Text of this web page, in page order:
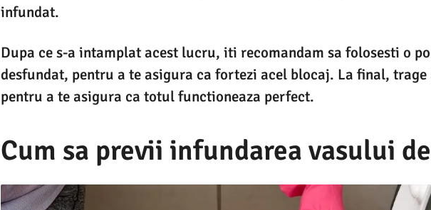
infundat.
Dupa ce s-a intamplat acest lucru, iti recomandam sa folosesti o
desfundat, pentru a te asigura ca fortezi acel blocaj. La final, trage
pentru a te asigura ca totul functioneaza perfect.
Cum sa previi infundarea vasului